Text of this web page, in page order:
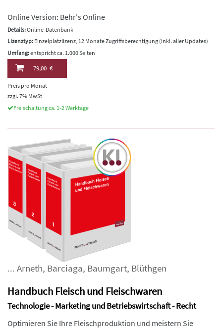
Online Version: Behr's Online
Details:Online-Datenbank
Lizenztyp: Einzelplatzlizenz, 12 Monate Zugriffsberechtigung (inkl. aller Updates)
Umfang:entspricht ca. 1.000 Seiten
79,00 €
Preis pro Monat
zzgl. 7% MwSt
Freischaltung ca. 1-2 Werktage
... Arneth, Barciaga, Baumgart, Blüthgen
Handbuch Fleisch und Fleischwaren
Technologie - Marketing und Betriebswirtschaft - Recht
Optimieren Sie Ihre Fleischproduktion und meistern Sie